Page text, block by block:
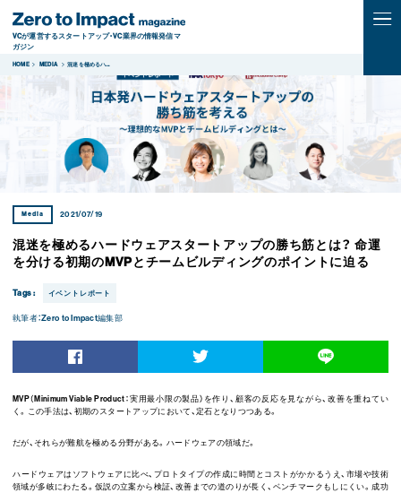
VCが運営するスタートアップ・VC業界の情報発信マ
ガジン
HOME MEDIA 混迷を極めるハ...
Media 2021/07/19
混迷を極めるハードウェアスタートアップの勝ち筋とは？ 命運
を分ける初期のMVPとチームビルディングのポイントに迫る
Tags : イベントレポート
執筆者：Zero to Impact編集部
MVP（Minimum Viable Product：実用最小限の製品）を作り、顧客の反応を見ながら、改善を重ねてい
く。この手法は、初期のスタートアップにおいて、定石となりつつある。
だが、それらが難航を極める分野がある。ハードウェアの領域だ。
ハードウェアはソフトウェアに比べ、プロトタイプの作成に時間とコストがかかるうえ、市場や技術
領域が多岐にわたる。仮説の立案から検証、改善までの道のりが長く、ベンチマークもしにくい。成功